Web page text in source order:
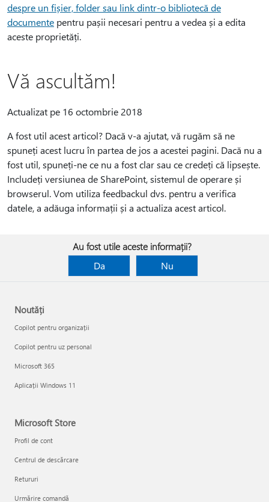
despre un fișier, folder sau link dintr-o bibliotecă de
documente pentru pașii necesari pentru a vedea și a edita
aceste proprietăți.
Vă ascultăm!
Actualizat pe 16 octombrie 2018
A fost util acest articol? Dacă v-a ajutat, vă rugăm să ne
spuneți acest lucru în partea de jos a acestei pagini. Dacă nu a
fost util, spuneți-ne ce nu a fost clar sau ce credeți că lipsește.
Includeți versiunea de SharePoint, sistemul de operare și
browserul. Vom utiliza feedbackul dvs. pentru a verifica
datele, a adăuga informații și a actualiza acest articol.
Au fost utile aceste informații?
Da
Nu
Noutăți
Copilot pentru organizații
Copilot pentru uz personal
Microsoft 365
Aplicații Windows 11
Microsoft Store
Profil de cont
Centrul de descărcare
Retururi
Urmărire comandă